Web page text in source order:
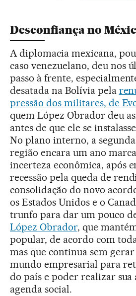
Desconfiança no
A diplomacia mexicana,
caso venezuelano, deu nos
passo à frente,
desatada na Bolívia pela
pressão dos militares, de
quem López Obrador deu
antes de que ele se
No plano interno, a
região encara um ano
incerteza econômica, após
recessão pela queda de
consolidação do novo
os Estados Unidos e o
trunfo para dar um pouco
López Obrador, que
popular, de acordo com
mas que continua sem
mundo empresarial para
do país e poder realizar sua
agenda social.